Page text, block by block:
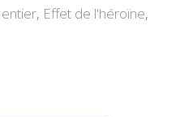
, Effet de l'héroïne,